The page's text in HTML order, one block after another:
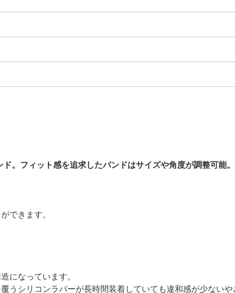
。フィット感を追求したバンドはサイズや角度が調整可能。
できます。
になっています。
シリコンラバーが長時間装着していても違和感が少ないや